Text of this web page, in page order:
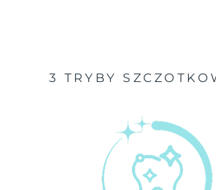
3 TRYBY
Kazachstan